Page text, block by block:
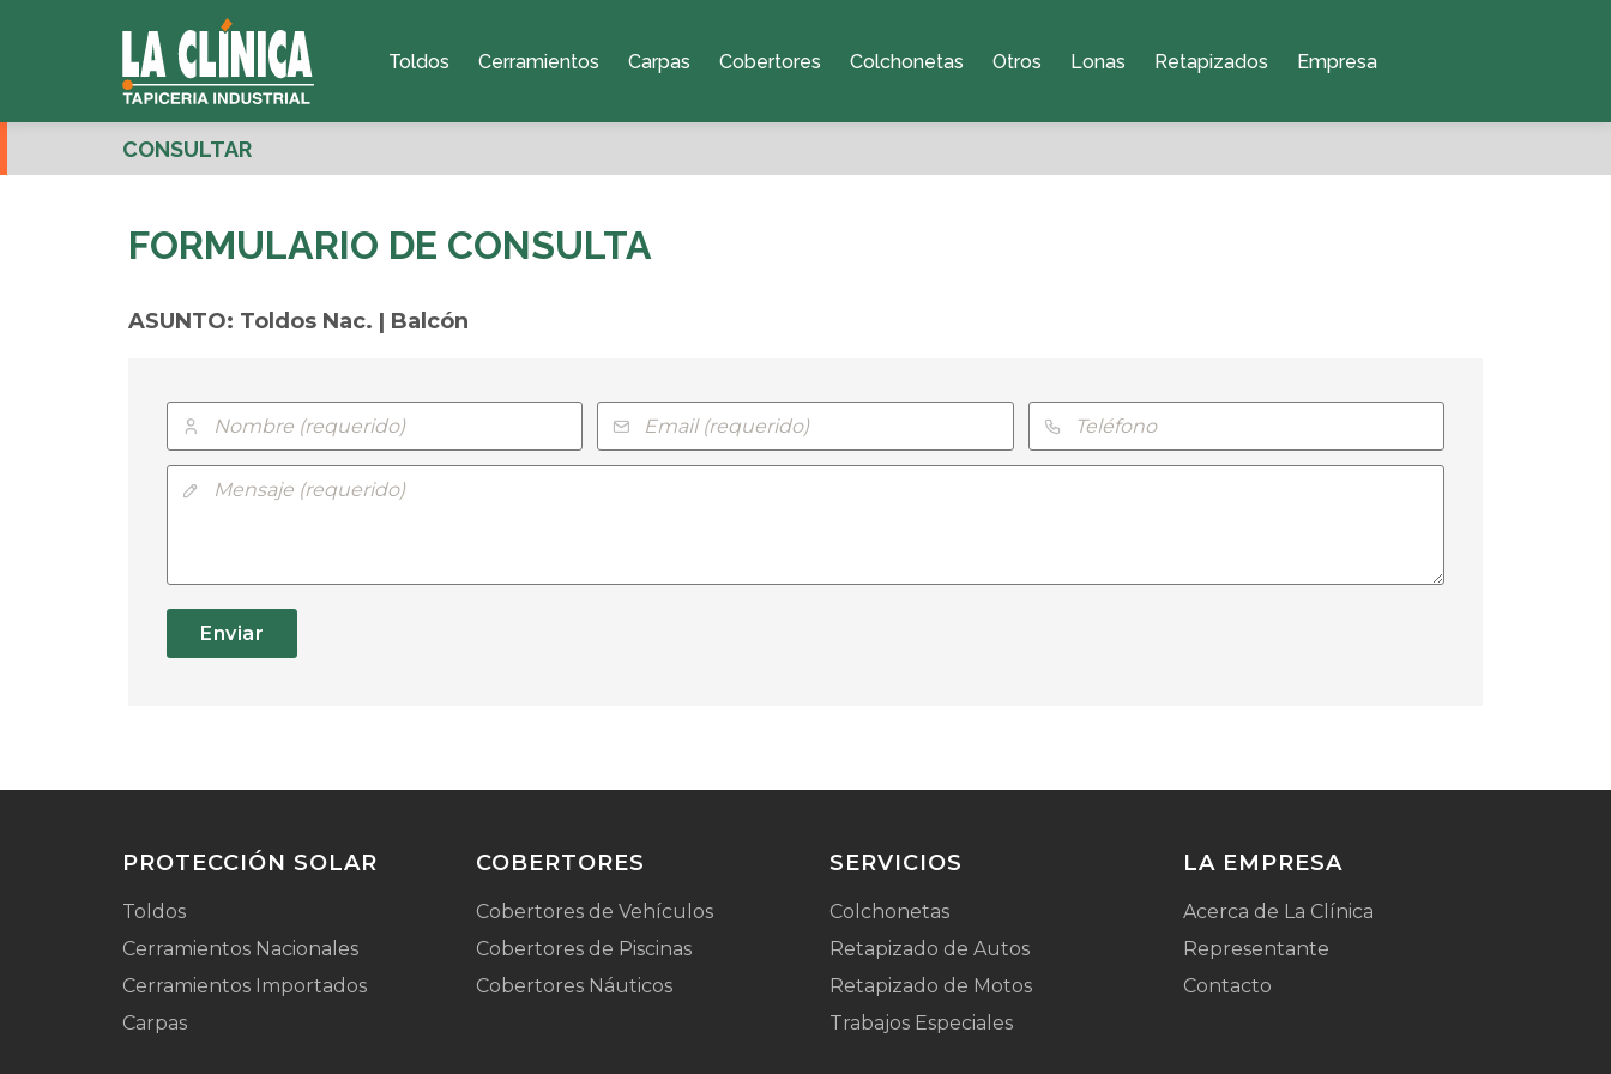
Toldos Cerramientos Carpas Cobertores Colchonetas Otros Lonas Retapizados Empresa
CONSULTAR
FORMULARIO DE CONSULTA
ASUNTO: Toldos Nac. | Balcón
Enviar
PROTECCIÓN SOLAR
Toldos
Cerramientos Nacionales
Cerramientos Importados
Carpas
COBERTORES
Cobertores de Vehículos
Cobertores de Piscinas
Cobertores Náuticos
SERVICIOS
Colchonetas
Retapizado de Autos
Retapizado de Motos
Trabajos Especiales
LA EMPRESA
Acerca de La Clínica
Representante
Contacto